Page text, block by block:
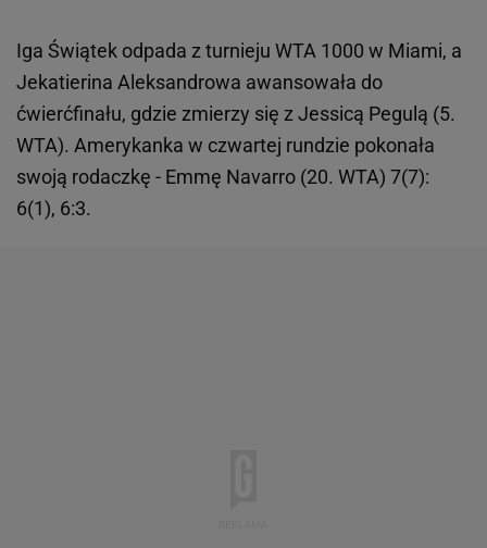
Iga Świątek odpada z turnieju WTA 1000 w Miami, a
Jekatierina Aleksandrowa awansowała do
ćwierćfinału, gdzie zmierzy się z Jessicą Pegulą (5.
WTA). Amerykanka w czwartej rundzie pokonała
swoją rodaczkę - Emmę Navarro (20. WTA) 7(7):
6(1), 6:3.